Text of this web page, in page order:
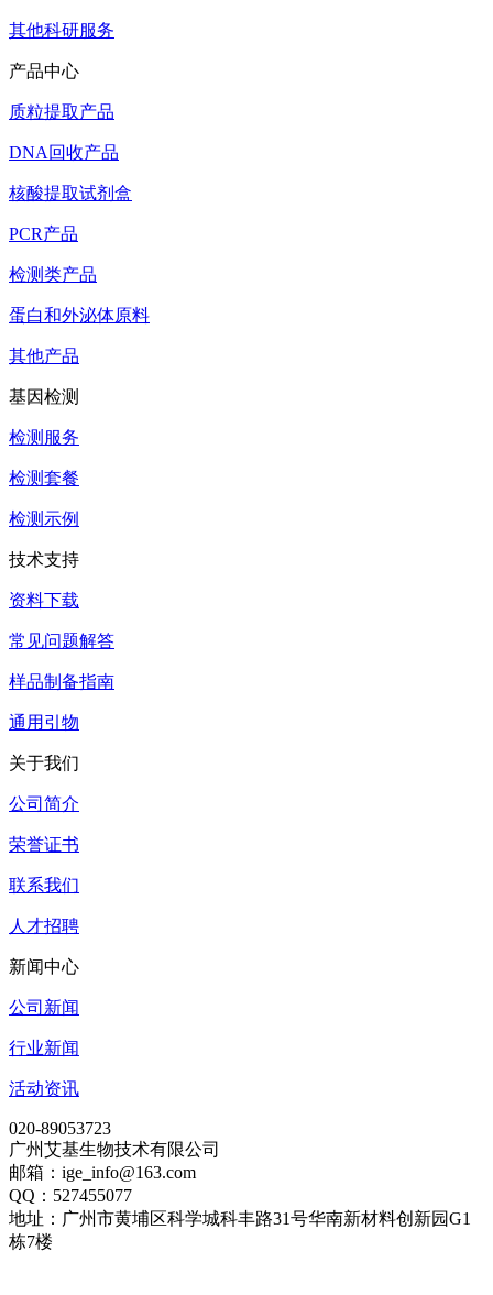
其他科研服务
产品中心
质粒提取产品
DNA回收产品
核酸提取试剂盒
PCR产品
检测类产品
蛋白和外泌体原料
其他产品
基因检测
检测服务
检测套餐
检测示例
技术支持
资料下载
常见问题解答
样品制备指南
通用引物
关于我们
公司简介
荣誉证书
联系我们
人才招聘
新闻中心
公司新闻
行业新闻
活动资讯
020-89053723
广州艾基生物技术有限公司
邮箱：ige_info@163.com
QQ：527455077
地址：广州市黄埔区科学城科丰路31号华南新材料创新园G1
栋7楼